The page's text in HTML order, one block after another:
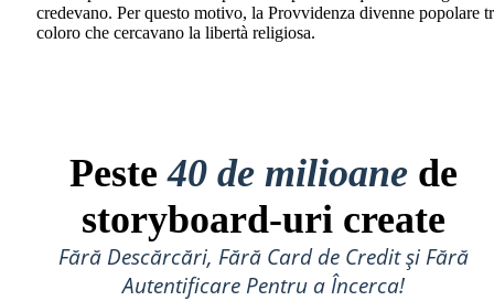
credevano. Per questo motivo, la Provvidenza divenne popolare
coloro che cercavano la libertà religiosa.
Peste40 de milioane de
storyboard-uri create
Fără Descărcări, Fără Card de Credit și Fără
Autentificare Pentru a Încerca!